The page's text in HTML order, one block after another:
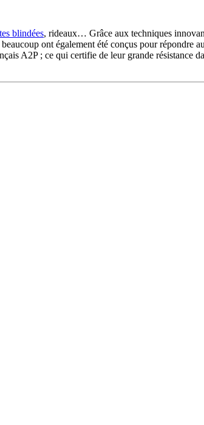
blindées, rideaux… Grâce aux techniques
ont également été conçus pour répondre
A2P ; ce qui certifie de leur grande résistance